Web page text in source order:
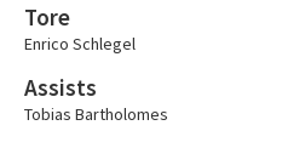
Tore
Enrico Schlegel
Assists
Tobias Bartholomes